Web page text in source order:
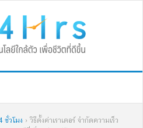
ชั่วโมง › วิธีตั้งค่าเราเตอร์ จำกัดความเร็ว